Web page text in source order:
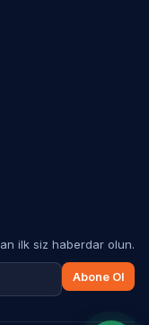
ilk siz haberdar olun.
Abone Ol